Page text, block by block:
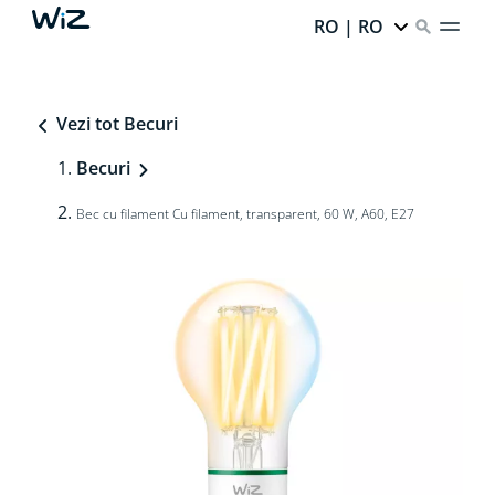
RO | RO
Vezi tot Becuri
Becuri
Bec cu filament Cu filament, transparent, 60 W, A60, E27